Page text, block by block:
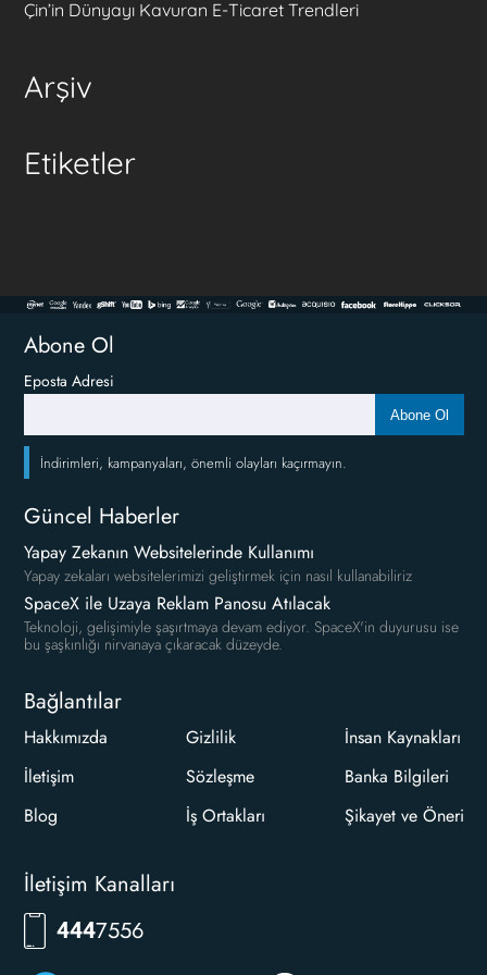
Çin’in Dünyayı Kavuran E-Ticaret Trendleri
Arşiv
Etiketler
Abone Ol
Eposta Adresi
Abone Ol
İndirimleri, kampanyaları, önemli olayları kaçırmayın.
Güncel Haberler
Yapay Zekanın Websitelerinde Kullanımı
Yapay zekaları websitelerimizi geliştirmek için nasıl kullanabiliriz
SpaceX ile Uzaya Reklam Panosu Atılacak
Teknoloji, gelişimiyle şaşırtmaya devam ediyor. SpaceX'in duyurusu ise
bu şaşkınlığı nirvanaya çıkaracak düzeyde.
Bağlantılar
Hakkımızda
İletişim
Blog
Gizlilik
Sözleşme
İş Ortakları
İnsan Kaynakları
Banka Bilgileri
Şikayet ve Öneri
İletişim Kanalları
4447556